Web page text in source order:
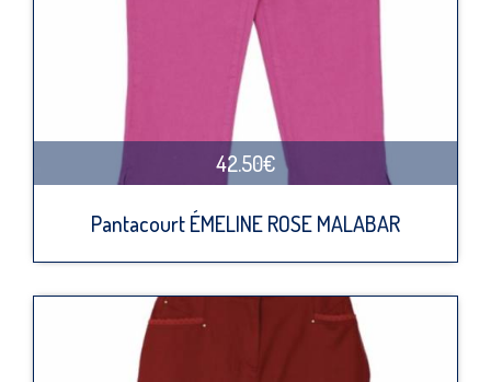
42.50€
Pantacourt ÉMELINE ROSE MALABAR